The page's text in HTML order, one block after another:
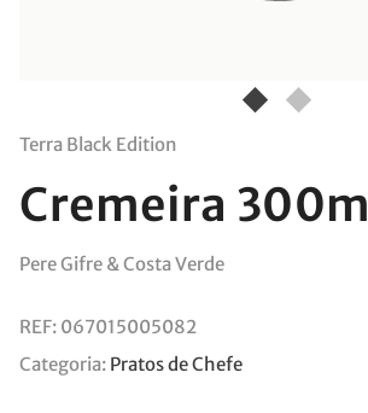
Terra Black Edition
Cremeira 300ml
Pere Gifre & Costa Verde
REF: 067015005082
Categoria: Pratos de Chefe